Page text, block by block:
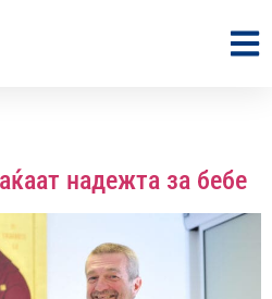
надежта за бебе